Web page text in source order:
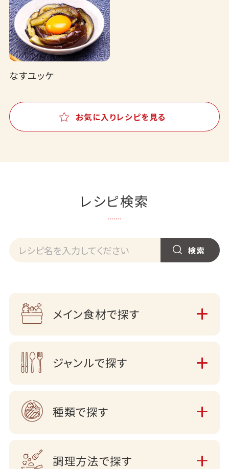
なすユッケ
お気に入りレシピを見る
レシピ検索
メイン食材で探す
ジャンルで探す
種類で探す
調理方法で探す